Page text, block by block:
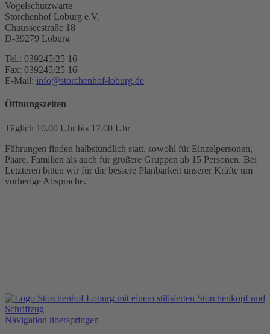
Vogelschutzwarte
Storchenhof Loburg e.V.
Chausseestraße 18
D-39279 Loburg
Tel.: 039245/25 16
Fax: 039245/25 16
E-Mail: info@storchenhof-loburg.de
Öffnungszeiten
Täglich 10.00 Uhr bis 17.00 Uhr
Führungen finden halbstündlich statt, sowohl für Einzelpersonen,
Paare, Familien als auch für größere Gruppen ab 15 Personen. Bei
Letzteren bitten wir für die bessere Planbarkeit unserer Kräfte um
vorherige Absprache.
Navigation überspringen